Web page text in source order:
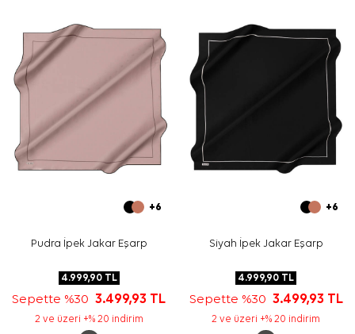
Bakım
Yıkama ve bakım için ürün etiketindeki talimatları
izleyiniz. İpek ve hassas eşarpların nazik bakımı için
İpek Eşarp Şampuanı
tercih edebilirsiniz.
Sıkça Sorulan Sorular
Ekru İpek Kare Desenli Eşarp ölçüsü nedir?
Bu ürün hangi kumaş türündedir?
Deseninde hangi renkler öne çıkar?
+6
Pudra İpek Jakar Eşarp
4.999,90TL
Sepette %303.499,93 TL
2 ve üzeri +% 20 indirim
+6
Siyah İpek Jakar Eşarp
4.999,90 TL
Sepette %30 3.499,93 TL
2 ve üzeri +% 20 indirim